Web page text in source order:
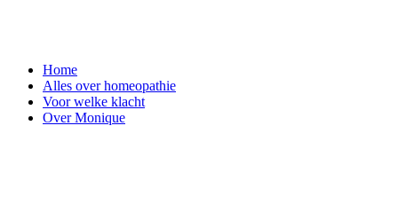
Home
Alles over homeopathie
Voor welke klacht
Over Monique